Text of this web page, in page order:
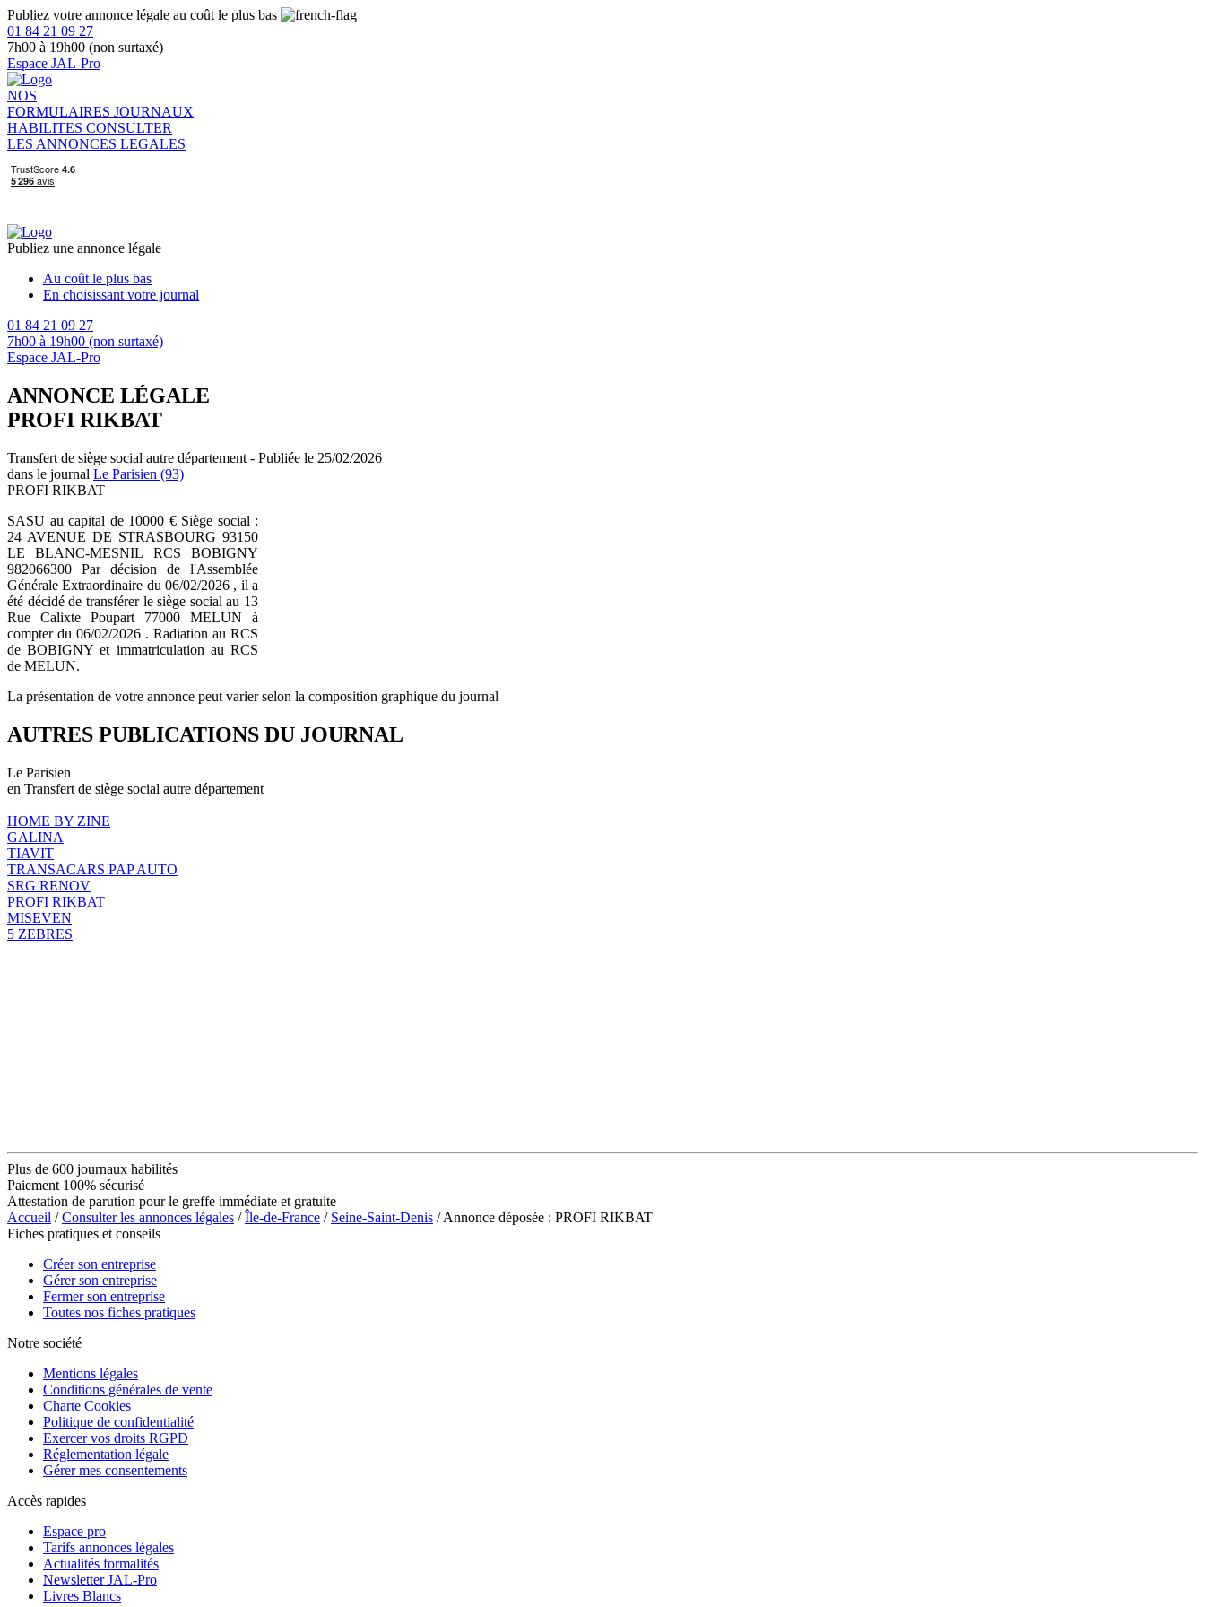
Publiez votre annonce légale au coût le plus bas
01 84 21 09 27
7h00 à 19h00 (non surtaxé)
Espace JAL-Pro
NOS
FORMULAIRES JOURNAUX
HABILITES CONSULTER
LES ANNONCES LEGALES
Publiez une annonce légale
Au coût le plus bas
En choisissant votre journal
01 84 21 09 27
7h00 à 19h00 (non surtaxé)
Espace JAL-Pro
ANNONCE LÉGALE
PROFI RIKBAT
Transfert de siège social autre département - Publiée le 25/02/2026
dans le journal Le Parisien (93)
PROFI RIKBAT
SASU au capital de 10000 € Siège social :
24 AVENUE DE STRASBOURG 93150
LE BLANC-MESNIL RCS BOBIGNY
982066300 Par décision de l'Assemblée
Générale Extraordinaire du 06/02/2026 , il a
été décidé de transférer le siège social au 13
Rue Calixte Poupart 77000 MELUN à
compter du 06/02/2026 . Radiation au RCS
de BOBIGNY et immatriculation au RCS
de MELUN.
La présentation de votre annonce peut varier selon la composition graphique du journal
AUTRES PUBLICATIONS DU JOURNAL
Le Parisien
en Transfert de siège social autre département
HOME BY ZINE
GALINA
TIAVIT
TRANSACARS PAP AUTO
SRG RENOV
PROFI RIKBAT
MISEVEN
5 ZEBRES
Plus de 600 journaux habilités
Paiement 100% sécurisé
Attestation de parution pour le greffe immédiate et gratuite
Accueil /Consulter les annonces légales /Île-de-France / Seine-Saint-Denis / Annonce déposée : PROFI RIKBAT
Fiches pratiques et conseils
Créer son entreprise
Gérer son entreprise
Fermer son entreprise
Toutes nos fiches pratiques
Notre société
Mentions légales
Conditions générales de vente
Charte Cookies
Politique de confidentialité
Exercer vos droits RGPD
Réglementation légale
Gérer mes consentements
Accès rapides
Espace pro
Tarifs annonces légales
Actualités formalités
Newsletter JAL-Pro
Livres Blancs